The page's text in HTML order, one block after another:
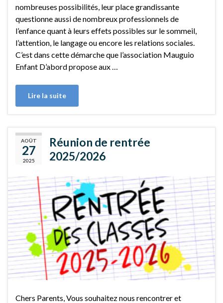
nombreuses possibilités, leur place grandissante
questionne aussi de nombreux professionnels de
l’enfance quant à leurs effets possibles sur le sommeil,
l’attention, le langage ou encore les relations sociales.
C’est dans cette démarche que l’association Mauguio
Enfant D’abord propose aux …
Lire la suite
AOÛT
27
2025
Réunion de rentrée
2025/2026
Chers Parents, Vous souhaitez nous rencontrer et